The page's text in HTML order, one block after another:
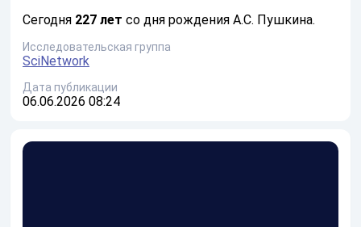
Сегодня 227 лет со дня рождения А.С. Пушкина.
Исследовательская группа
SciNetwork
Дата публикации
06.06.2026 08:24